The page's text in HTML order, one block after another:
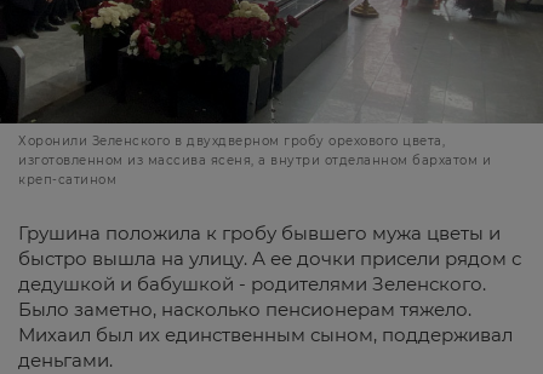
Хоронили Зеленского в двухдверном гробу орехового цвета,
изготовленном из массива ясеня, а внутри отделанном бархатом и
креп-сатином
Грушина положила к гробу бывшего мужа цветы и
быстро вышла на улицу. А ее дочки присели рядом с
дедушкой и бабушкой - родителями Зеленского.
Было заметно, насколько пенсионерам тяжело.
Михаил был их единственным сыном, поддерживал
деньгами.